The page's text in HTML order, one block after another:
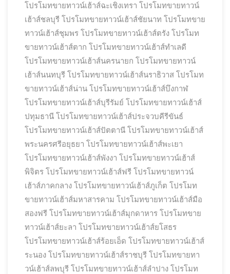
โปรโมทขายทาวน์เฮ้าส์ฉะเชิงเทรา โปรโมทขายทาวน์
เฮ้าส์ชลบุรี โปรโมทขายทาวน์เฮ้าส์ชัยนาท โปรโมทขาย
ทาวน์เฮ้าส์ชุมพร โปรโมทขายทาวน์เฮ้าส์ตรัง โปรโมท
ขายทาวน์เฮ้าส์ตาก โปรโมทขายทาวน์เฮ้าส์ทำเลดี
โปรโมทขายทาวน์เฮ้าส์นครนายก โปรโมทขายทาวน์
เฮ้าส์นนทบุรี โปรโมทขายทาวน์เฮ้าส์นราธิวาส โปรโมท
ขายทาวน์เฮ้าส์น่าน โปรโมทขายทาวน์เฮ้าส์บึงกาฬ
โปรโมทขายทาวน์เฮ้าส์บุรีรัมย์ โปรโมทขายทาวน์เฮ้าส์
ปทุมธานี โปรโมทขายทาวน์เฮ้าส์ประจวบคีรีขันธ์
โปรโมทขายทาวน์เฮ้าส์ปัตตานี โปรโมทขายทาวน์เฮ้าส์
พระนครศรีอยุธยา โปรโมทขายทาวน์เฮ้าส์พะเยา
โปรโมทขายทาวน์เฮ้าส์พังงา โปรโมทขายทาวน์เฮ้าส์
พิจิตร โปรโมทขายทาวน์เฮ้าส์ฟรี โปรโมทขายทาวน์
เฮ้าส์ภาคกลาง โปรโมทขายทาวน์เฮ้าส์ภูเก็ต โปรโมท
ขายทาวน์เฮ้าส์มหาสารคาม โปรโมทขายทาวน์เฮ้าส์มือ
สองฟรี โปรโมทขายทาวน์เฮ้าส์มุกดาหาร โปรโมทขาย
ทาวน์เฮ้าส์ยะลา โปรโมทขายทาวน์เฮ้าส์ยโสธร
โปรโมทขายทาวน์เฮ้าส์ร้อยเอ็ด โปรโมทขายทาวน์เฮ้าส์
ระนอง โปรโมทขายทาวน์เฮ้าส์ราชบุรี โปรโมทขายทา
วน์เฮ้าส์ลพบุรี โปรโมทขายทาวน์เฮ้าส์ลำปาง โปรโมท